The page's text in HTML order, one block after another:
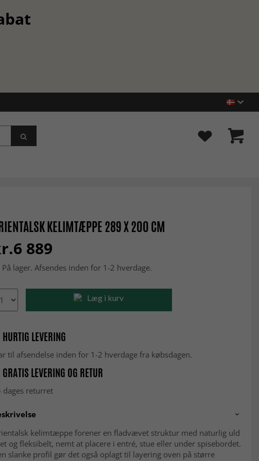
KELIMTÆPPE 289 X 200 CM
889
På lager. Afsendes inden for 1-2 hverdage.
Læg i kurv
HURTIG LEVERING
til afsendelse inden for 1-2 hverdage fra købsdagen.
GRATIS LEVERING OG RETUR
dages returret
kelimtæppe forener en fladvævet struktur med naturlig uld
og fleksibelt, nemt at placere i entré, stue eller under spisebordet.
slanke profil gør det også oplagt til layering oven på større